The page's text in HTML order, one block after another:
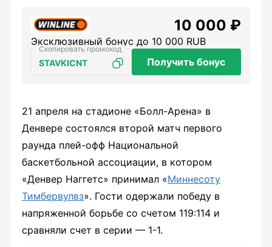
10 000 ₽
Эксклюзивный бонус до 10 000 RUB
STAVKICNT Получить бонус
21 апреля на стадионе «Болл-Арена» в
Денвере состоялся второй матч первого
раунда плей-офф Национальной
баскетбольной ассоциации, в котором
«Денвер Наггетс» принимал «Миннесоту
Тимбервулвз». Гости одержали победу в
напряженной борьбе со счетом 119:114 и
сравняли счет в серии — 1-1.